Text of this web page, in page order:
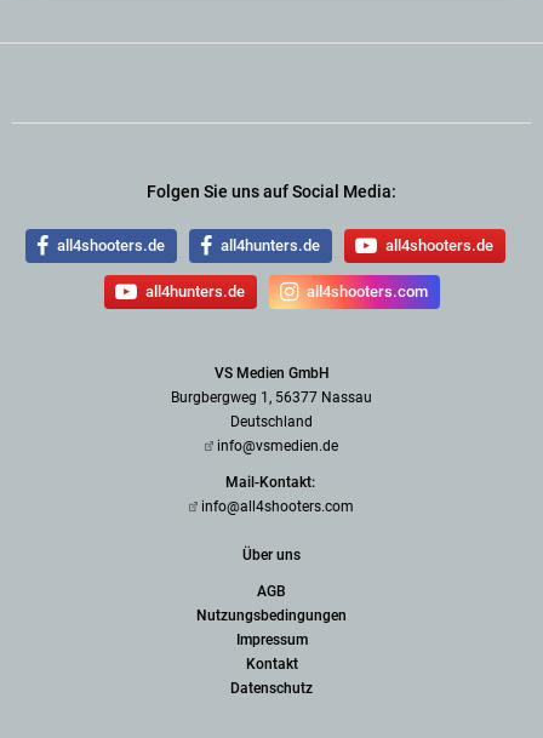
Folgen Sie uns auf Social Media:
all4shooters.de all4hunters.de all4shooters.de
all4hunters.de all4shooters.com
VS Medien GmbH
Burgbergweg 1, 56377 Nassau
Deutschland
info@vsmedien.de
Mail-Kontakt:
info@all4shooters.com
Über uns
AGB
Nutzungsbedingungen
Impressum
Kontakt
Datenschutz